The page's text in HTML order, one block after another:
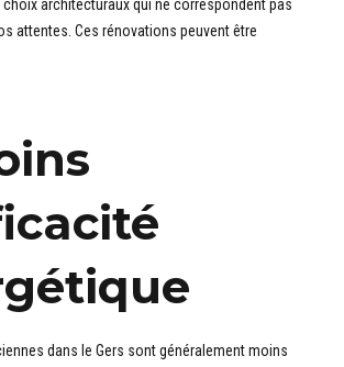
architecturaux qui ne correspondent pas
attentes. Ces rénovations peuvent être
dans le Gers sont généralement moins